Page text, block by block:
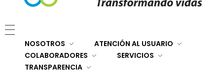
NOSOTROS
ATENCIÓN AL USUARIO
COLABORADORES
SERVICIOS
TRANSPARENCIA